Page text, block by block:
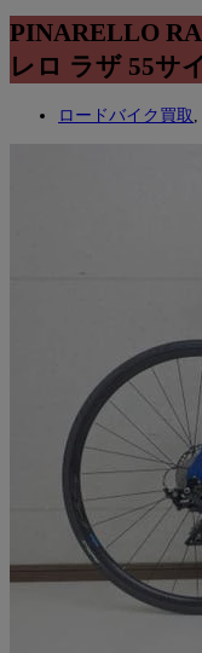
PINARELLO
レロ ラザ 55サ
ロードバイク買取